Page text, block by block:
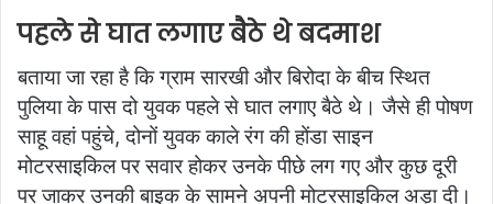
पहले से घात लगाए बैठे थे बदमाश
बताया जा रहा है कि ग्राम सारखी और बिरोदा के बीच स्थित
पुलिया के पास दो युवक पहले से घात लगाए बैठे थे। जैसे ही पोषण
साहू वहां पहुंचे, दोनों युवक काले रंग की होंडा साइन
मोटरसाइकिल पर सवार होकर उनके पीछे लग गए और कुछ दूरी
पर जाकर उनकी बाइक के सामने अपनी मोटरसाइकिल अड़ा दी।